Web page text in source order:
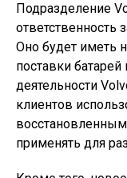
Подразделение
ответственность
Оно будет иметь
поставки
деятельности
клиентов
применять для